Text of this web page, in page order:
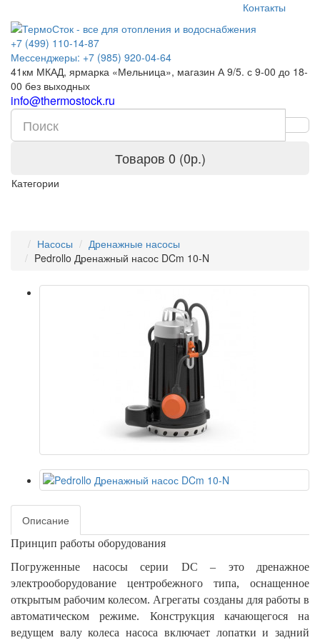
Контакты
+7 (499) 110-14-87
Мессенджеры: +7 (985) 920-04-64
41км МКАД, ярмарка «Мельница», магазин А 9/5. с 9-00 до 18-
00 без выходных
info@thermostock.ru
Товаров 0 (0р.)
Категории
Насосы
Дренажные насосы
Pedrollo Дренажный насос DCm 10-N
Описание
Принцип работы оборудования
Погруженные насосы серии DC – это дренажное
электрооборудование центробежного типа, оснащенное
открытым рабочим колесом. Агрегаты созданы для работы в
автоматическом режиме. Конструкция качающегося на
ведущем валу колеса насоса включает лопатки и задний